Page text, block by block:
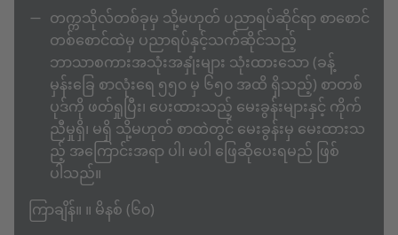
တက္ကသိုလ်တစ်ခုမှ သို့မဟုတ် ပညာရပ်ဆိုင်ရာ စာစောင်
တစ်စောင်ထဲမှ ပညာရပ်နှင့်သက်ဆိုင်သည့်
ဘာသာစကားအသုံးအနှုံးများ သုံးထားသော (ခန့်
မှန်းခြေ စာလုံးရေ ၅၅၀ မှ ၆၅၀ အထိ ရှိသည့်) စာတစ်
ပုဒ်ကို ဖတ်ရှုပြီး၊ ပေးထားသည့် မေးခွန်းများနှင့် ကိုက်
ညီမှုရှိ၊ မရှိ သို့မဟုတ် စာထဲတွင် မေးခွန်းမှ မေးထားသ
ည့် အကြောင်းအရာ ပါ၊ မပါ ဖြေဆိုပေးရမည် ဖြစ်
ပါသည်။
ကြာချိန်။ ။ မိနစ် (၆၀)